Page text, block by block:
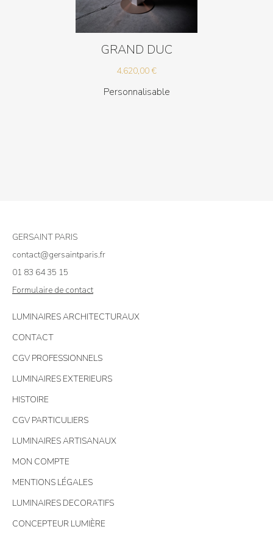
GRAND DUC
4.620,00€
Personnalisable
GERSAINT PARIS
contact@gersaintparis.fr
01 83 64 35 15
Formulaire de contact
LUMINAIRES ARCHITECTURAUX
CONTACT
CGV PROFESSIONNELS
LUMINAIRES EXTERIEURS
HISTOIRE
CGV PARTICULIERS
LUMINAIRES ARTISANAUX
MON COMPTE
MENTIONS LÉGALES
LUMINAIRES DECORATIFS
CONCEPTEUR LUMIÈRE